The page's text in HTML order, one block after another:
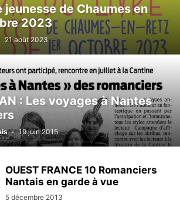
jeunesse de Chaumes en
2023
21 août 2023
: Les voyages à Nantes
- 19 juin 2015
OUEST FRANCE 10 Romanciers
Nantais en garde à vue
5 décembre 2013